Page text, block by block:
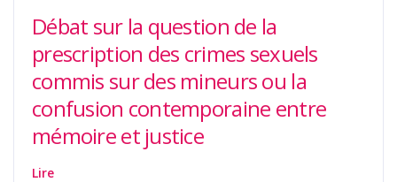
Débat sur la question de la
prescription des crimes sexuels
commis sur des mineurs ou la
confusion contemporaine entre
mémoire et justice
Lire